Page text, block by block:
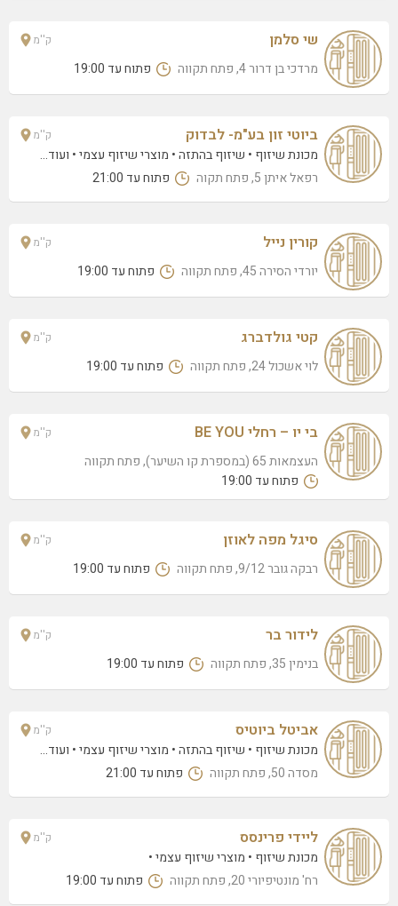
שי סלמן
מרדכי בן דרור 4, פתח תקווה פתוח עד 19:00
ק''מ
ביוטי זון בע"מ- לבדוק
מכונת שיזוף שיזוף בהתזה מוצרי שיזוף עצמי• ועוד...
רפאל איתן 5, פתח תקוה
פתוח עד 21:00
ק''מ
קורין נייל
יורדי הסירה 45, פתח תקווה פתוח עד 19:00
ק''מ
קטי גולדברג
לוי אשכול 24, פתח תקווה פתוח עד 19:00
ק''מ
בי יו – רחלי BE YOU
העצמאות 65 (במספרת קו השיער), פתח תקווה
פתוח עד 19:00
ק''מ
סיגל מפה לאוזן
רבקה גובר 9/12, פתח תקווה פתוח עד 19:00
ק''מ
לידור בר
בנימין 35, פתח תקווה פתוח עד 19:00
ק''מ
אביטל ביוטיס
מכונת שיזוף שיזוף בהתזה מוצרי שיזוף עצמי• ועוד...
מסדה 50, פתח תקווה
פתוח עד 21:00
ק''מ
ליידי פרינסס
מכונת שיזוף
מוצרי שיזוף עצמי
רח' מונטיפיורי 20, פתח תקווה
פתוח עד 19:00
ק''מ
שטמפפר 21, פתח תקווה
לידור בר
בנימין 35, פתח תקווה
סיגל מפה לאוזן
רבקה גובר 9/12, פתח תקווה
קטי גולדברג
לוי אשכול 24, פתח תקווה
ויקטוריה גוסגוב
ז'בוטינסקי 89, פתח תקווה
מיטל ביוטי סטייל
אורטל דעבול
יפנ נוף 33, פתח תקווה
דגניה 10, פתח תקווה
ליאורה כהן
פנחס חגין 6/46 (קומה 7), פתח תקווה
שירת אסתר 4/24 (קומה 6), פתח תקווה
ציפורני גן עדן
ההגנה 23, פתח תקווה
נטלי בק
העצמאות 50/3 (קומה 2), פתח תקווה
אלין ללין
ביוטי זון – משה המלבלאו
רפאל איתן 5, פתח תקוה
חמד לידיה מכון שיזוף
דריה נסטרוב Daria
המכבים 17, פתח תקווה